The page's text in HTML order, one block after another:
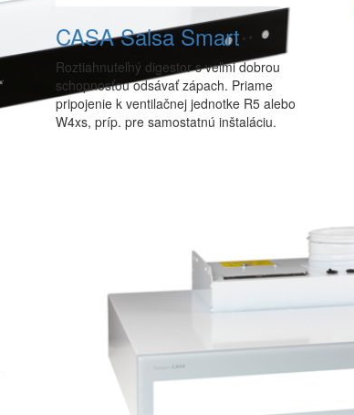
CASA Salsa Smart
Roztiahnuteľný digestor s veľmi dobrou
schopnosťou odsávať zápach. Priame
pripojenie k ventilačnej jednotke R5 alebo
W4xs, príp. pre samostatnú inštaláciu.